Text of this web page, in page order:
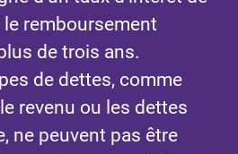
le remboursement
de trois ans.
de dettes, comme
revenu ou les dettes
ne peuvent pas être